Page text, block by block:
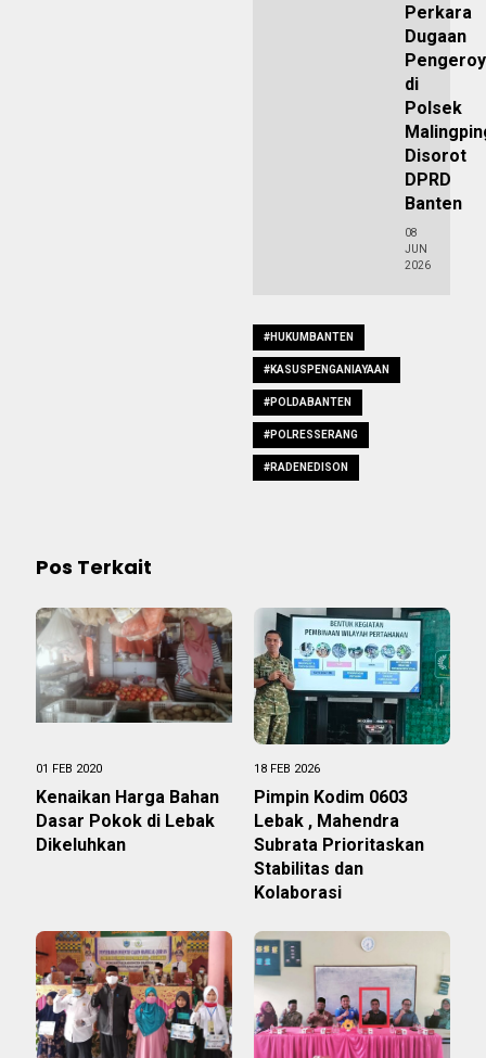
Perkara
Dugaan
di
Polsek
Disorot
DPRD
Banten
08
JUN
2026
#HUKUMBANTEN
#KASUSPENGANIAYAAN
#POLDABANTEN
#POLRESSERANG
#RADENEDISON
Pos Terkait
01 FEB 2020
Kenaikan Harga Bahan
Dasar Pokok di Lebak
Dikeluhkan
18 FEB 2026
Pimpin Kodim 0603
Lebak , Mahendra
Subrata Prioritaskan
Stabilitas dan
Kolaborasi